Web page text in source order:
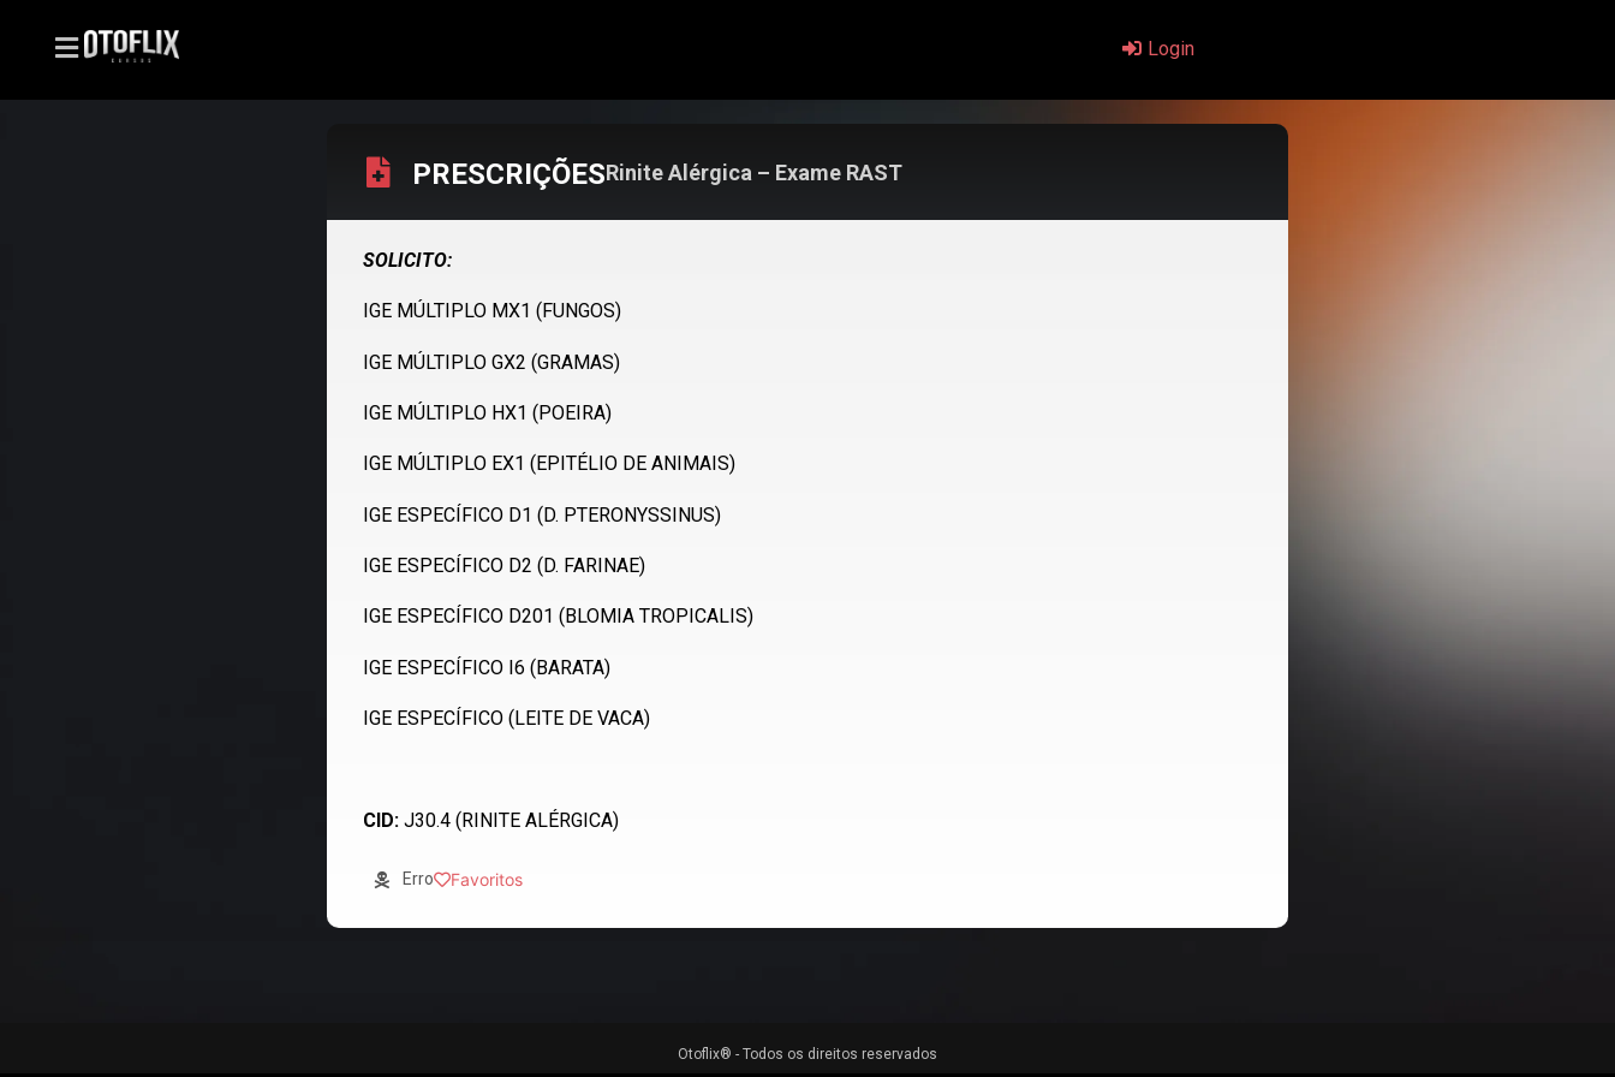
Login
PRESCRIÇÕESRinite Alérgica – Exame RAST
SOLICITO:
IGE MÚLTIPLO MX1 (FUNGOS)
IGE MÚLTIPLO GX2 (GRAMAS)
IGE MÚLTIPLO HX1 (POEIRA)
IGE MÚLTIPLO EX1 (EPITÉLIO DE ANIMAIS)
IGE ESPECÍFICO D1 (D. PTERONYSSINUS)
IGE ESPECÍFICO D2 (D. FARINAE)
IGE ESPECÍFICO D201 (BLOMIA TROPICALIS)
IGE ESPECÍFICO I6 (BARATA)
IGE ESPECÍFICO (LEITE DE VACA)
CID: J30.4 (RINITE ALÉRGICA)
Erro Favoritos
Otoflix® - Todos os direitos reservados